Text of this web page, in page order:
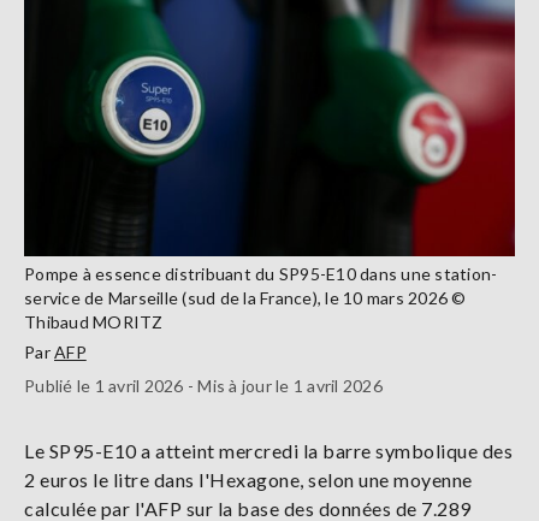
Pompe à essence distribuant du SP95-E10 dans une station-
service de Marseille (sud de la France), le 10 mars 2026 ©
Thibaud MORITZ
ParAFP
Publié le 1 avril 2026 - Mis à jour le 1 avril 2026
Le SP95-E10 a atteint mercredi la barre symbolique des
2 euros le litre dans l'Hexagone, selon une moyenne
calculée par l'AFP sur la base des données de 7.289